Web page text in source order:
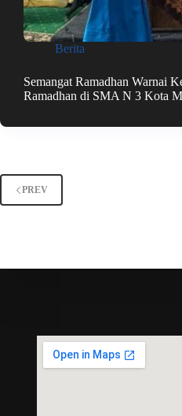
Berita
Semangat Ramadhan Warnai
Ramadhan di SMA N 3 Kota
PREV